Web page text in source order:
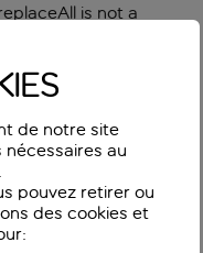
is not a
de notre site
nécessaires au
pouvez retirer ou
des cookies et